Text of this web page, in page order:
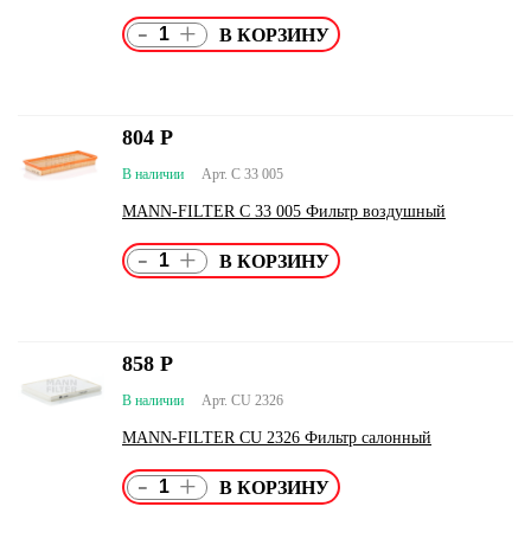
- +
Арт. C 33 005
В наличии
MANN-FILTER C 33 005 Фильтр воздушный
804 Р
- +
Арт. CU 2326
В наличии
MANN-FILTER CU 2326 Фильтр салонный
858 Р
- +